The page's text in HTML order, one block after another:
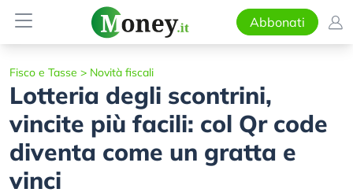
Abbonati
Fisco e Tasse > Novità fiscali
Lotteria degli scontrini,
vincite più facili: col Qr code
diventa come un gratta e
vinci